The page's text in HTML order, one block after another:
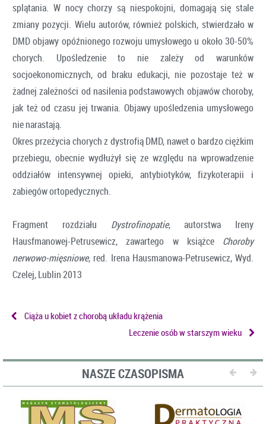
splątania. W nocy chorzy są niespokojni, domagają się stale
zmiany pozycji. Wielu autorów, również polskich, stwierdzało w
DMD objawy opóźnionego rozwoju umysłowego u około 30-50%
chorych. Upośledzenie to nie zależy od warunków
socjoekonomicznych, od braku edukacji, nie pozostaje też w
żadnej zależności od nasilenia podstawowych objawów choroby,
jak też od czasu jej trwania. Objawy upośledzenia umysłowego
nie narastają.
Okres przeżycia chorych z dystrofią DMD, nawet o bardzo ciężkim
przebiegu, obecnie wydłużył się ze względu na wprowadzenie
oddziałów intensywnej opieki, antybiotyków, fizykoterapii i
zabiegów ortopedycznych.
Fragment rozdziału Dystrofinopatie, autorstwa Ireny
Hausfmanowej-Petrusewicz, zawartego w książce Choroby
nerwowo-mięsniowe, red. Irena Hausmanowa-Petrusewicz, Wyd.
Czelej, Lublin 2013
Ciąża u kobiet z chorobą układu krążenia
Leczenie osób w starszym wieku
NASZE CZASOPISMA